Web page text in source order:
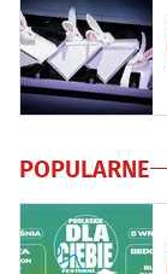
POPULARNE